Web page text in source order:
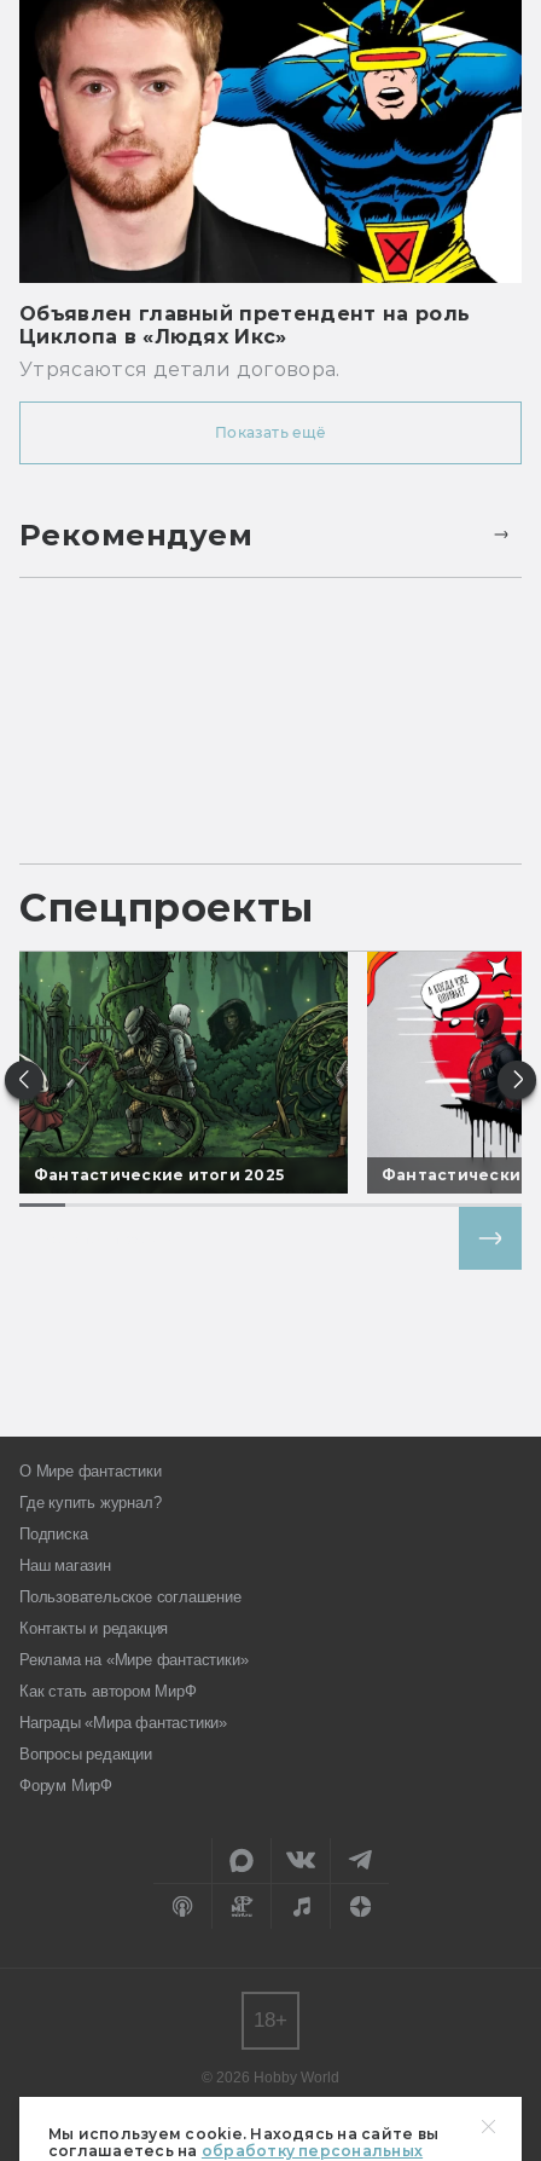
Мы используем cookie. Находясь на сайте вы
соглашаетесь на обработку персональных
Объявлен главный претендент на роль
Циклопа в «Людях Икс»
Утрясаются детали договора.
Показать ещё
Рекомендуем
Спецпроекты
Фантастические итоги 2025 Фантастические
О Мире фантастики
Где купить журнал?
Подписка
Наш магазин
Пользовательское соглашение
Контакты и редакция
Реклама на «Мире фантастики»
Как стать автором МирФ
Награды «Мира фантастики»
Вопросы редакции
Форум МирФ
© 2026 Hobby World
редакции.
Мнение авторов может не совпадать с мнением редакции.
18+